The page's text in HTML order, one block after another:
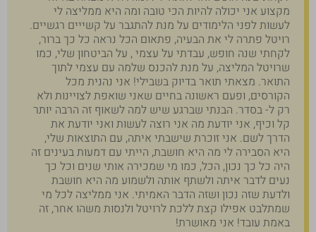
מקצוע אני יכולה להיות הכי טובה ומה היא ממליצה לי
לעשות לפני הלימודים על מנת להתגבר על קשייים רגשיים.
רויטל פתרה לי את הבעיה, פתאום הכל נראה כל כך ברור,
לקחתי שנה חופש, עבדתי על עצמי , על הביטחון שלי, כמו
שרויטל המליצה, על מנת להכנס שלמה עם עצמי לתוך
התואר. מצאתי תואר בדיוק בשבילי! אני נהנית מכל
הקורסים, ופעם ראשונה בחיים שאני שואפת לצויינות ולא
רק ל- בסדר. הבנתי שברגע שיש למה לשאוף זה הרבה יותר
קל וכיף, אני יודעת מה אני רוצה לעשות ואני יודעת את
הדרך לשם. אני זוכרת שישבתי איתה, עם התוצאות שלי,
היא הסבירה לי מה היא חושבת, הייתי עם דמעות בעינים זה
היה כל כך נכון, הכל, כמו מי שמכירה אותי שנים וכל כך
נעים לדבר איתה ולשתף אותה ולשמוע מה היא חושבת
ולדעת שזה נכון ושזה הדבר האמיתי. אני ממליצה לכל מי
שמתלבט אפילו קצת ללכת לרויטל ולנסות משהו אחר, זה
באמת עובד! אני מאושרת!